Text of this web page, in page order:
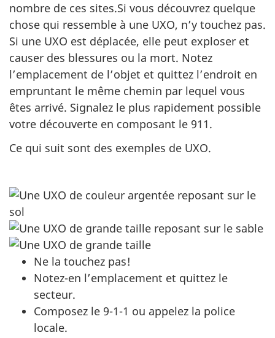
nombre de ces sites.Si vous découvrez quelque
chose qui ressemble à une UXO, n’y touchez pas.
Si une UXO est déplacée, elle peut exploser et
causer des blessures ou la mort. Notez
l’emplacement de l’objet et quittez l’endroit en
empruntant le même chemin par lequel vous
êtes arrivé. Signalez le plus rapidement possible
votre découverte en composant le 911.
Ce qui suit sont des exemples de UXO.
Ne la touchez pas!
Notez-en l’emplacement et quittez le
secteur.
Composez le 9-1-1 ou appelez la police
locale.